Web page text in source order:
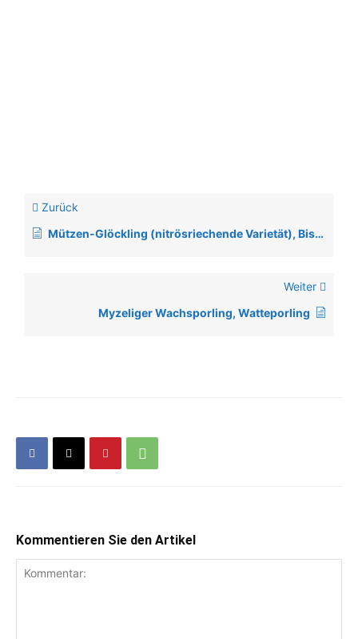
Zurück
Mützen-Glöckling (nitrösriechende Varietät), Bischofsmützen-Glöckling
Weiter
Myzeliger Wachsporling, Watteporling
Kommentieren Sie den Artikel